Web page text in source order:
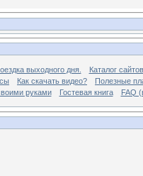
выходного дня.
Каталог сайтов
Как скачать видео?
Полезные
руками
Гостевая книга FAQ